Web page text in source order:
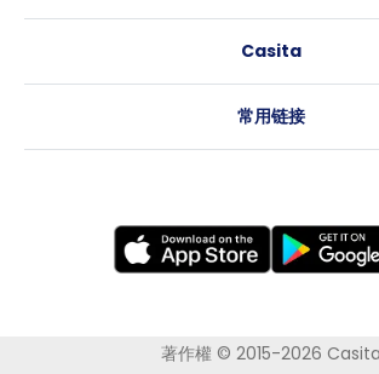
爱丁堡
利兹
考文垂
莱斯特
纽卡斯尔
布里斯班
阿德莱德
洛杉矶
Casita
常用链接
著作權 © 2015-2026 Casita